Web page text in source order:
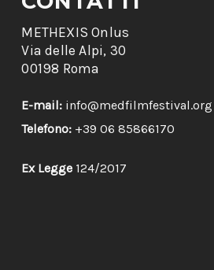
METHEXIS Onlus
Via delle Alpi, 30
00198 Roma
E-mail: info@medfilmfestival.org
Telefono: +39 06 85866170
Ex Legge 124/2017